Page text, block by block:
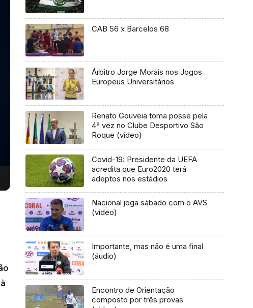
CAB 56 x Barcelos 68
Árbitro Jorge Morais nos Jogos
Europeus Universitários
Renato Gouveia toma posse pela
4ª vez no Clube Desportivo São
Roque (vídeo)
Covid-19: Presidente da UEFA
acredita que Euro2020 terá
adeptos nos estádios
Nacional joga sábado com o AVS
(vídeo)
Importante, mas não é uma final
(áudio)
Encontro de Orientação
composto por três provas